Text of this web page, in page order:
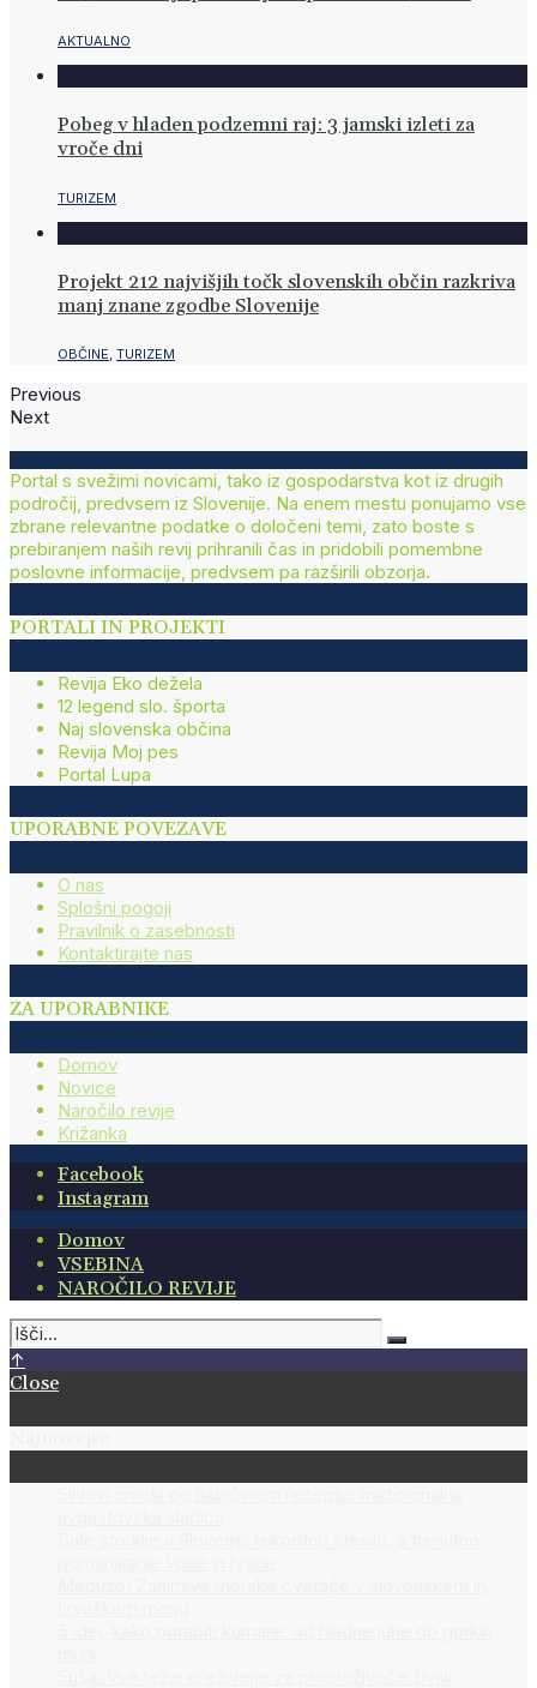
AKTUALNO
Pobeg v hladen podzemni raj: 3 jamski izleti za
vroče dni
TURIZEM
Projekt 212 najvišjih točk slovenskih občin razkriva
manj znane zgodbe Slovenije
OBČINE, TURIZEM
Previous
Next
Portal s svežimi novicami, tako iz gospodarstva kot iz drugih
področij, predvsem iz Slovenije. Na enem mestu ponujamo vse
zbrane relevantne podatke o določeni temi, zato boste s
prebiranjem naših revij prihranili čas in pridobili pomembne
poslovne informacije, predvsem pa razširili obzorja.
PORTALI IN PROJEKTI
Revija Eko dežela
12 legend slo. športa
Naj slovenska občina
Revija Moj pes
Portal Lupa
UPORABNE POVEZAVE
O nas
Splošni pogoji
Pravilnik o zasebnosti
Kontaktirajte nas
ZA UPORABNIKE
Domov
Novice
Naročilo revije
Križanka
Facebook
Instagram
Domov
VSEBINA
NAROČILO REVIJE
↑
Close